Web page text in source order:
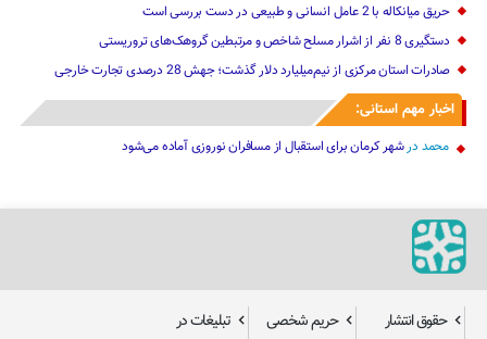
حریق میانکاله با 2 عامل انسانی و طبیعی در دست بررسی است
دستگیری 8 نفر از اشرار مسلح شاخص و مرتبطین گروهک‌های تروریستی
صادرات استان مرکزی از نیم‌میلیارد دلار گذشت؛ جهش 28 درصدی تجارت خارجی
اخبار مهم استانی:
محمد درشهر کرمان برای استقبال از مسافران نوروزی آماده می‌شود
حقوق انتشار حریم شخصی تبلیغات در